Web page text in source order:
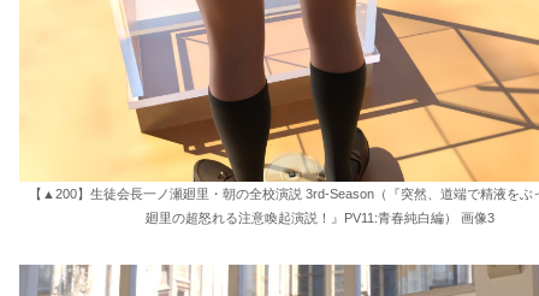
【▲200】生徒会長一ノ瀬廻里・朝の全校演説 3rd-Season（『突然、道端で精液をぶ
廻里の超怒れる注意喚起演説！』PV11:青春純白編） 画像3